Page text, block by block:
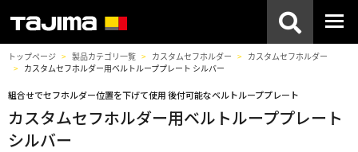
トップページ 製品カテゴリ一覧 カスタムセフホルダー
カスタムセフホルダー
カスタムセフホルダー用ベルトループプレート シルバー
組合せでセフホルダー位置を下げて使用 後付可能なベルトループプレート
カスタムセフホルダー用ベルトループプレート
シルバー